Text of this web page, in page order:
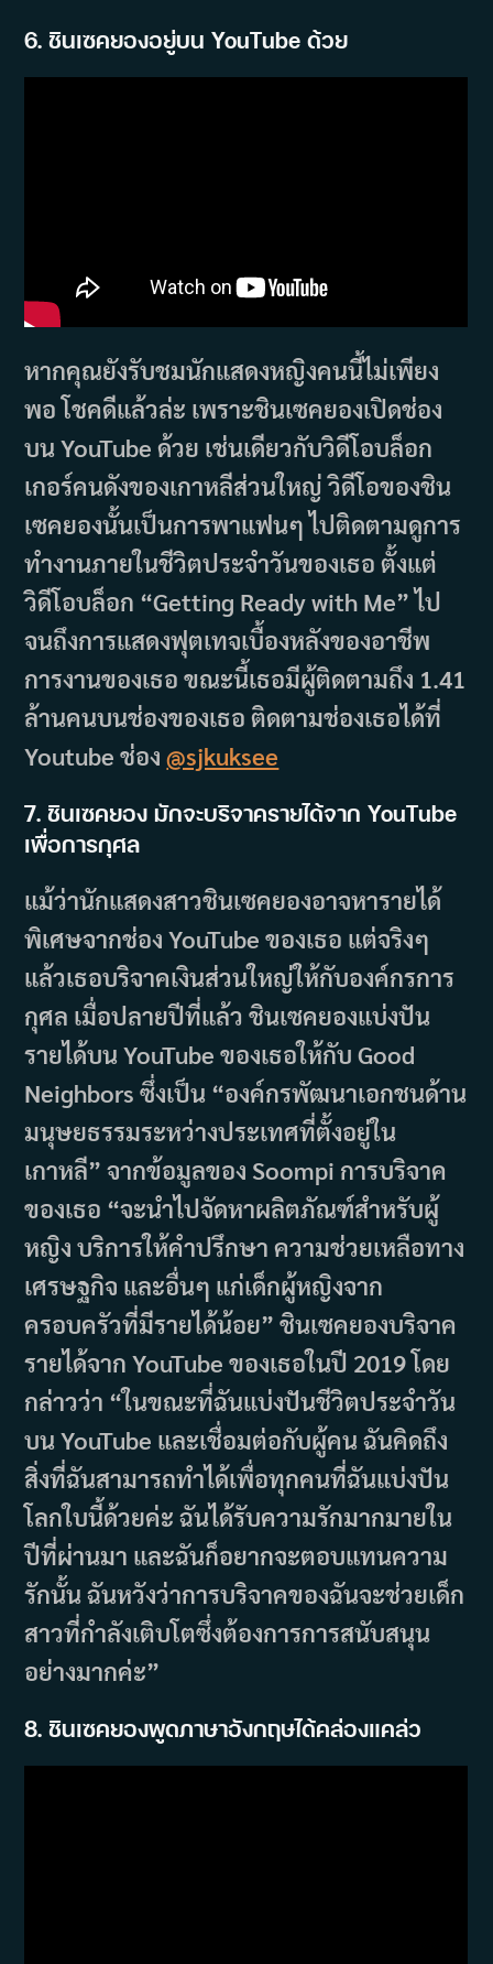
6. ชินเซคยองอยู่บน YouTube ด้วย
หากคุณยังรับชมนักแสดงหญิงคนนี้ไม่เพียง
พอ โชคดีแล้วล่ะ เพราะชินเซคยองเปิดช่อง
บน YouTube ด้วย เช่นเดียวกับวิดีโอบล็อก
เกอร์คนดังของเกาหลีส่วนใหญ่ วิดีโอของชิน
เซคยองนั้นเป็นการพาแฟนๆ ไปติดตามดูการ
ทำงานภายในชีวิตประจำวันของเธอ ตั้งแต่
วิดีโอบล็อก “Getting Ready with Me” ไป
จนถึงการแสดงฟุตเทจเบื้องหลังของอาชีพ
การงานของเธอ ขณะนี้เธอมีผู้ติดตามถึง 1.41
ล้านคนบนช่องของเธอ ติดตามช่องเธอได้ที่
Youtube ช่อง@sjkuksee
7. ชินเซคยอง มักจะบริจาครายได้จาก YouTube
เพื่อการกุศล
แม้ว่านักแสดงสาวชินเซคยองอาจหารายได้
พิเศษจากช่อง YouTube ของเธอ แต่จริงๆ
แล้วเธอบริจาคเงินส่วนใหญ่ให้กับองค์กรการ
กุศล เมื่อปลายปีที่แล้ว ชินเซคยองแบ่งปัน
รายได้บน YouTube ของเธอให้กับ Good
Neighbors ซึ่งเป็น “องค์กรพัฒนาเอกชนด้าน
มนุษยธรรมระหว่างประเทศที่ตั้งอยู่ใน
เกาหลี” จากข้อมูลของ Soompi การบริจาค
ของเธอ “จะนำไปจัดหาผลิตภัณฑ์สำหรับผู้
หญิง บริการให้คำปรึกษา ความช่วยเหลือทาง
เศรษฐกิจ และอื่นๆ แก่เด็กผู้หญิงจาก
ครอบครัวที่มีรายได้น้อย” ชินเซคยองบริจาค
รายได้จาก YouTube ของเธอในปี 2019 โดย
กล่าวว่า “ในขณะที่ฉันแบ่งปันชีวิตประจำวัน
บน YouTube และเชื่อมต่อกับผู้คน ฉันคิดถึง
สิ่งที่ฉันสามารถทำได้เพื่อทุกคนที่ฉันแบ่งปัน
โลกใบนี้ด้วยค่ะ ฉันได้รับความรักมากมายใน
ปีที่ผ่านมา และฉันก็อยากจะตอบแทนความ
รักนั้น ฉันหวังว่าการบริจาคของฉันจะช่วยเด็ก
สาวที่กำลังเติบโตซึ่งต้องการการสนับสนุน
อย่างมากค่ะ”
8. ชินเซคยองพูดภาษาอังกฤษได้คล่องแคล่ว